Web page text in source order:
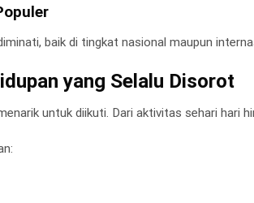
baik di tingkat nasional maupun
yang Selalu Disorot
untuk diikuti. Dari aktivitas sehari hari